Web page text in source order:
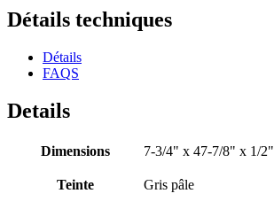
Détails techniques
Détails
FAQS
Details
Dimensions 7-3/4" x 47-7/8" x 1/2"
Teinte Gris pâle